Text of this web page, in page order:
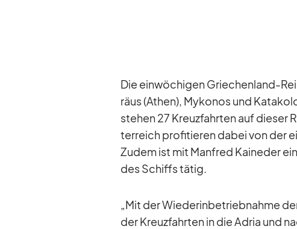
Die ein­wö­chi­gen Grie­chen­land-
räus (Athen), My­ko­nos und
ste­hen 27 Kreuz­fahr­ten auf die­ser
ter­reich pro­fi­tie­ren da­bei von der
Zu­dem ist mit Man­fred Kai­ne­der
des Schiffs tä­tig.
„Mit der Wie­der­in­be­trieb­nahme
der Kreuz­fahr­ten in die Adria und